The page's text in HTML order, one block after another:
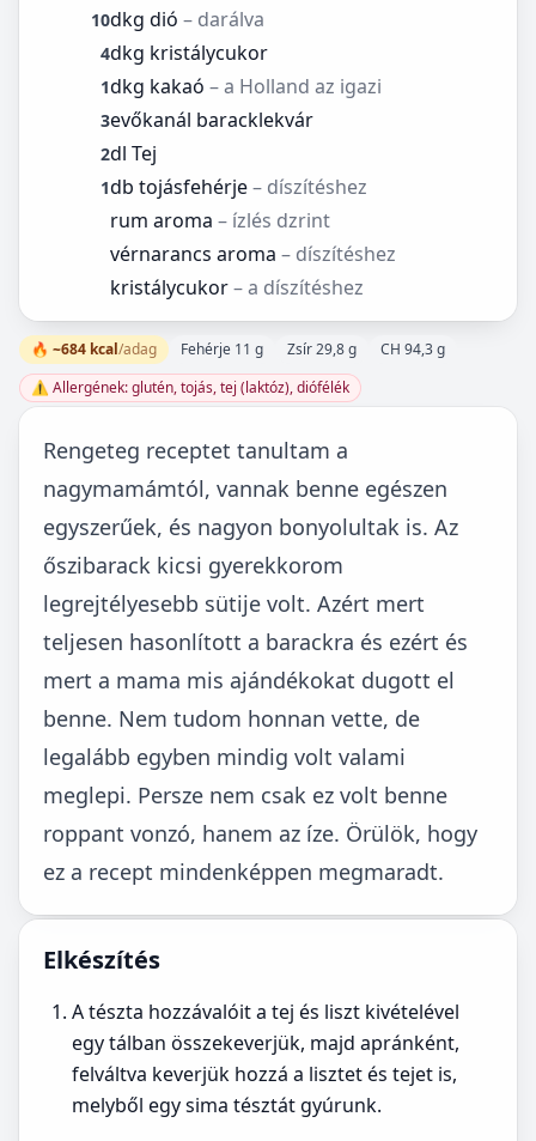
10dkg dió – darálva
4dkg kristálycukor
1dkg kakaó – a Holland az igazi
3evőkanál baracklekvár
2dl Tej
1db tojásfehérje– díszítéshez
rum aroma – ízlés dzrint
vérnarancs aroma – díszítéshez
kristálycukor– a díszítéshez
🔥 ~684 kcal/adag Fehérje 11 g Zsír 29,8 g
CH 94,3 g
⚠️ Allergének: glutén, tojás, tej (laktóz), diófélék
Rengeteg receptet tanultam a
nagymamámtól, vannak benne egészen
egyszerűek, és nagyon bonyolultak is. Az
őszibarack kicsi gyerekkorom
legrejtélyesebb sütije volt. Azért mert
teljesen hasonlított a barackra és ezért és
mert a mama mis ajándékokat dugott el
benne. Nem tudom honnan vette, de
legalább egyben mindig volt valami
meglepi. Persze nem csak ez volt benne
roppant vonzó, hanem az íze. Örülök, hogy
ez a recept mindenképpen megmaradt.
Elkészítés
A tészta hozzávalóit a tej és liszt kivételével
egy tálban összekeverjük, majd apránként,
felváltva keverjük hozzá a lisztet és tejet is,
melyből egy sima tésztát gyúrunk.